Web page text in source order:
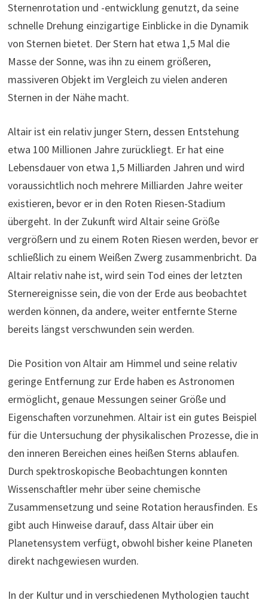
Sternenrotation und -entwicklung genutzt, da seine
schnelle Drehung einzigartige Einblicke in die Dynamik
von Sternen bietet. Der Stern hat etwa 1,5 Mal die
Masse der Sonne, was ihn zu einem größeren,
massiveren Objekt im Vergleich zu vielen anderen
Sternen in der Nähe macht.
Altair ist ein relativ junger Stern, dessen Entstehung
etwa 100 Millionen Jahre zurückliegt. Er hat eine
Lebensdauer von etwa 1,5 Milliarden Jahren und wird
voraussichtlich noch mehrere Milliarden Jahre weiter
existieren, bevor er in den Roten Riesen-Stadium
übergeht. In der Zukunft wird Altair seine Größe
vergrößern und zu einem Roten Riesen werden, bevor er
schließlich zu einem Weißen Zwerg zusammenbricht. Da
Altair relativ nahe ist, wird sein Tod eines der letzten
Sternereignisse sein, die von der Erde aus beobachtet
werden können, da andere, weiter entfernte Sterne
bereits längst verschwunden sein werden.
Die Position von Altair am Himmel und seine relativ
geringe Entfernung zur Erde haben es Astronomen
ermöglicht, genaue Messungen seiner Größe und
Eigenschaften vorzunehmen. Altair ist ein gutes Beispiel
für die Untersuchung der physikalischen Prozesse, die in
den inneren Bereichen eines heißen Sterns ablaufen.
Durch spektroskopische Beobachtungen konnten
Wissenschaftler mehr über seine chemische
Zusammensetzung und seine Rotation herausfinden. Es
gibt auch Hinweise darauf, dass Altair über ein
Planetensystem verfügt, obwohl bisher keine Planeten
direkt nachgewiesen wurden.
In der Kultur und in verschiedenen Mythologien taucht